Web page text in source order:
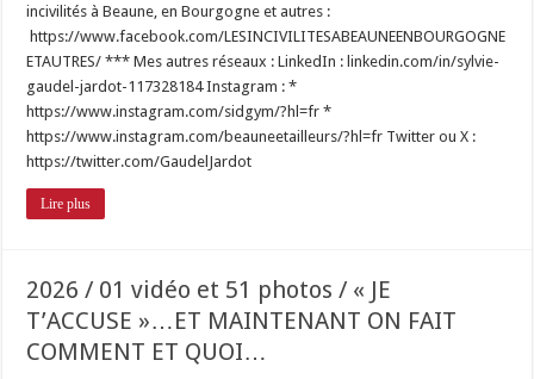
incivilités à Beaune, en Bourgogne et autres :
https://www.facebook.com/LESINCIVILITESABEAUNEENBOURGOGNE
ETAUTRES/ *** Mes autres réseaux : LinkedIn : linkedin.com/in/sylvie-
gaudel-jardot-117328184 Instagram : *
https://www.instagram.com/sidgym/?hl=fr *
https://www.instagram.com/beauneetailleurs/?hl=fr Twitter ou X :
https://twitter.com/GaudelJardot
Lire plus
2026 / 01 vidéo et 51 photos / « JE
T’ACCUSE »…ET MAINTENANT ON FAIT
COMMENT ET QUOI…